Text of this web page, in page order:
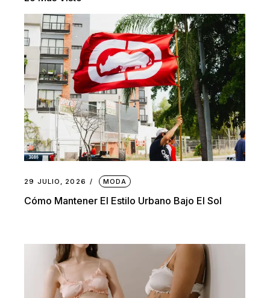
29 JULIO, 2026 MODA
Cómo Mantener El Estilo Urbano Bajo El Sol